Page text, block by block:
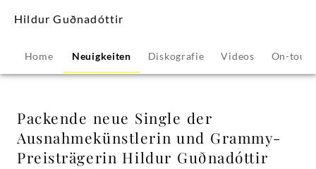
Single
der
Ausnahmekünstlerin
und
Grammy-
Hildur Guðnadóttir
Home Neuigkeiten Diskografie Videos On-tour
Packende neue Single der
Ausnahmekünstlerin und Grammy-
Preisträgerin Hildur Guðnadóttir